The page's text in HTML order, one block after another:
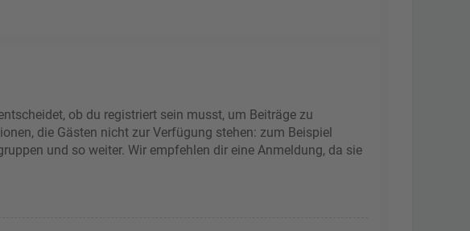
ob du registriert sein musst, um Beiträge zu
die Gästen nicht zur Verfügung stehen: zum Beispiel
und so weiter. Wir empfehlen dir eine Anmeldung, da sie